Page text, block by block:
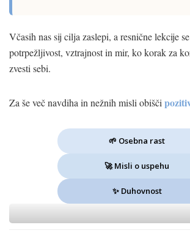
Včasih nas sij cilja zaslepi, a resnične lekcije
potrpežljivost, vztrajnost in mir, ko korak za
zvesti sebi.
Za še več navdiha in nežnih misli obišči
🌱 Osebna rast
🚀 Misli o uspehu
✨ Duhovnost